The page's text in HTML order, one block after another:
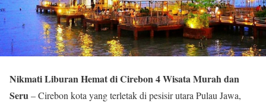
Nikmati Liburan Hemat di Cirebon 4 Wisata Murah dan
Seru– Cirebon kota yang terletak di pesisir utara Pulau Jawa,